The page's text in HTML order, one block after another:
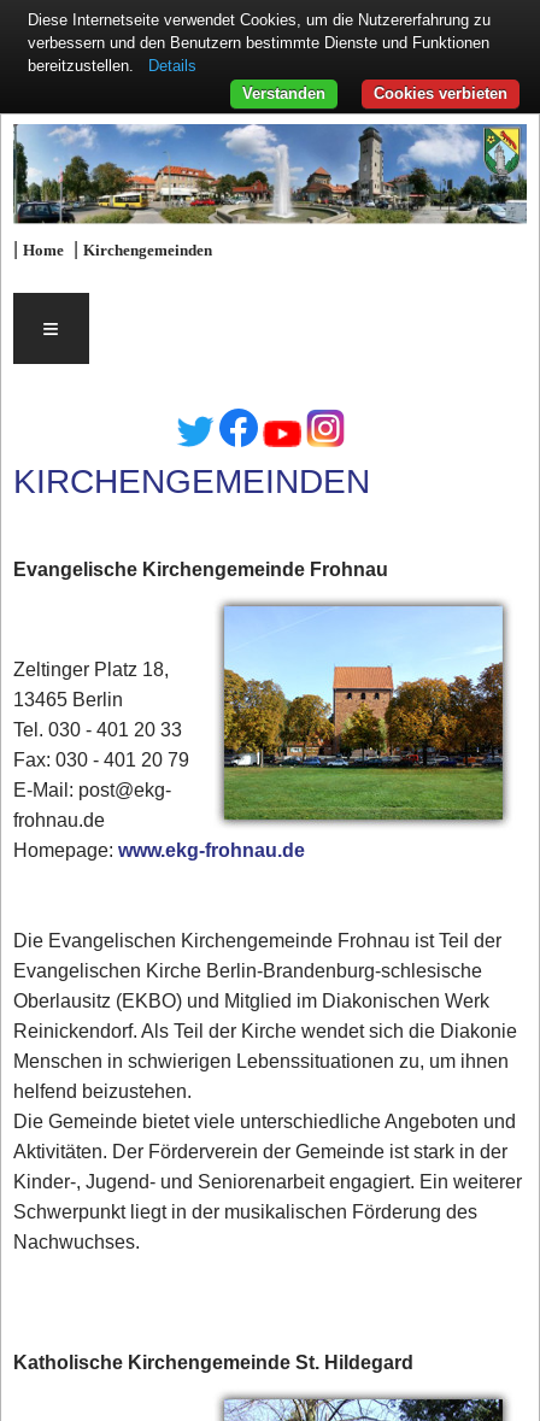
|Home |Kirchengemeinden
≡
KIRCHENGEMEINDEN
Evangelische Kirchengemeinde Frohnau
Zeltinger Platz 18,
13465 Berlin
Tel. 030 - 401 20 33
Fax: 030 - 401 20 79
E-Mail: post@ekg-
frohnau.de
Homepage:www.ekg-frohnau.de
Die Evangelischen Kirchengemeinde Frohnau ist Teil der
Evangelischen Kirche Berlin-Brandenburg-schlesische
Oberlausitz (EKBO) und Mitglied im Diakonischen Werk
Reinickendorf. Als Teil der Kirche wendet sich die Diakonie
Menschen in schwierigen Lebenssituationen zu, um ihnen
helfend beizustehen.
Die Gemeinde bietet viele unterschiedliche Angeboten und
Aktivitäten. Der Förderverein der Gemeinde ist stark in der
Kinder-, Jugend- und Seniorenarbeit engagiert. Ein weiterer
Schwerpunkt liegt in der musikalischen Förderung des
Nachwuchses.
Katholische Kirchengemeinde St. Hildegard
Diese Internetseite verwendet Cookies, um die Nutzererfahrung zu
verbessern und den Benutzern bestimmte Dienste und Funktionen
bereitzustellen.
Details
Cookies verbieten
Verstanden